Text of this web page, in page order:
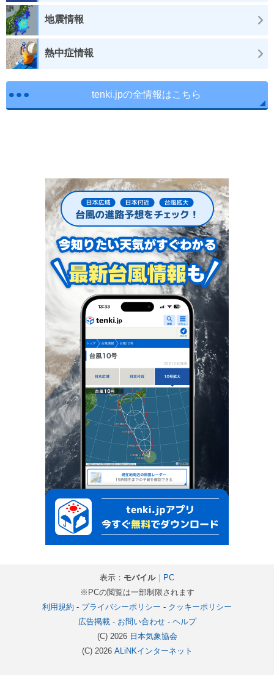
地震情報
熱中症情報
tenki.jpの全情報はこちら
表示： モバイル｜ PC
※PCの閲覧は一部制限されます
利用規約 - プライバシーポリシー - クッキーポリシー
広告掲載- お問い合わせ- ヘルプ
(C) 2026 日本気象協会
(C) 2026 ALiNKインターネット